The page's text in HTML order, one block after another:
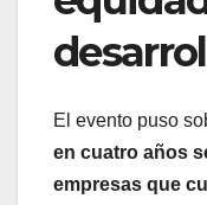
El evento puso
en cuatro años
empresas que